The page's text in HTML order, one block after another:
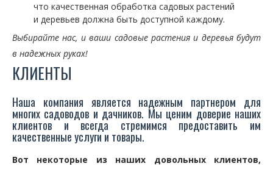
что качественная обработка садовых растений
и деревьев должна быть доступной каждому.
Выбирайте нас, и ваши садовые растения и деревья будут
в надежных руках!
КЛИЕНТЫ
Наша компания является надежным партнером для
многих садоводов и дачников. Мы ценим доверие наших
клиентов и всегда стремимся предоставить им
качественные услуги и товары.
Вот некоторые из наших довольных клиентов,